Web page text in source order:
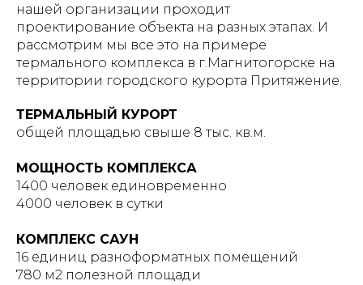
нашей организации проходит
проектирование объекта на разных этапах. И
рассмотрим мы все это на примере
термального комплекса в г.Магнитогорске на
территории городского курорта Притяжение.
ТЕРМАЛЬНЫЙ КУРОРТ
общей площадью свыше 8 тыс. кв.м.
МОЩНОСТЬ КОМПЛЕКСА
1400 человек единовременно
4000 человек в сутки
КОМПЛЕКС САУН
16 единиц разноформатных помещений
780 м2 полезной площади